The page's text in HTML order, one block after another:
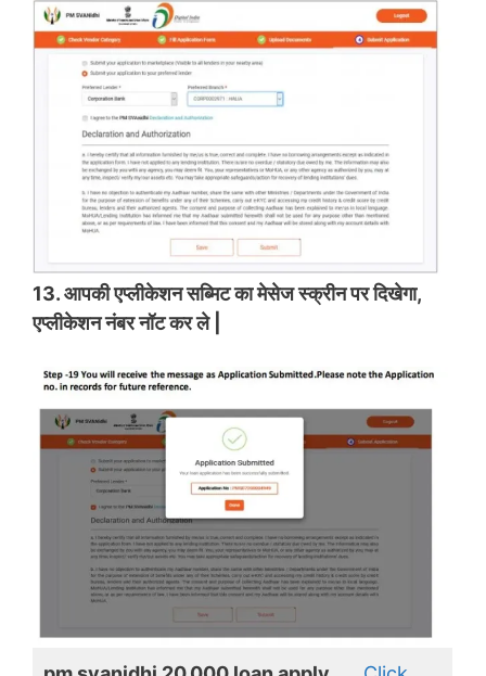
13. आपकी एप्लीकेशन सब्मिट का मेसेज स्क्रीन पर दिखेगा,
एप्लीकेशन नंबर नॉट कर ले |